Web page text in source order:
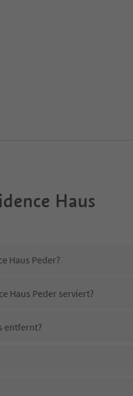
Haus
Haus Peder?
Haus Peder serviert?
entfernt?